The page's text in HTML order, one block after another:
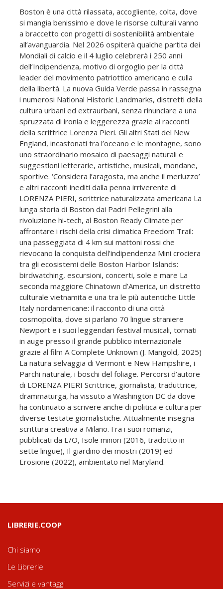
Boston è una città rilassata, accogliente, colta, dove
si mangia benissimo e dove le risorse culturali vanno
a braccetto con progetti di sostenibilità ambientale
all’avanguardia. Nel 2026 ospiterà qualche partita dei
Mondiali di calcio e il 4 luglio celebrerà i 250 anni
dell’Indipendenza, motivo di orgoglio per la città
leader del movimento patriottico americano e culla
della libertà. La nuova Guida Verde passa in rassegna
i numerosi National Historic Landmarks, distretti della
cultura urbani ed extraurbani, senza rinunciare a una
spruzzata di ironia e leggerezza grazie ai racconti
della scrittrice Lorenza Pieri. Gli altri Stati del New
England, incastonati tra l’oceano e le montagne, sono
uno straordinario mosaico di paesaggi naturali e
suggestioni letterarie, artistiche, musicali, mondane,
sportive. ‘Considera l’aragosta, ma anche il merluzzo’
e altri racconti inediti dalla penna irriverente di
LORENZA PIERI, scrittrice naturalizzata americana La
lunga storia di Boston dai Padri Pellegrini alla
rivoluzione hi-tech, al Boston Ready Climate per
affrontare i rischi della crisi climatica Freedom Trail:
una passeggiata di 4 km sui mattoni rossi che
rievocano la conquista dell’indipendenza Mini crociera
tra gli ecosistemi delle Boston Harbor Islands:
birdwatching, escursioni, concerti, sole e mare La
seconda maggiore Chinatown d’America, un distretto
culturale vietnamita e una tra le più autentiche Little
Italy nordamericane: il racconto di una città
cosmopolita, dove si parlano 70 lingue straniere
Newport e i suoi leggendari festival musicali, tornati
in auge presso il grande pubblico internazionale
grazie al film A Complete Unknown (J. Mangold, 2025)
La natura selvaggia di Vermont e New Hampshire, i
Parchi naturale, i boschi del foliage. Percorsi d’autore
di LORENZA PIERI Scrittrice, giornalista, traduttrice,
drammaturga, ha vissuto a Washington DC da dove
ha continuato a scrivere anche di politica e cultura per
diverse testate giornalistiche. Attualmente insegna
scrittura creativa a Milano. Fra i suoi romanzi,
pubblicati da E/O, Isole minori (2016, tradotto in
sette lingue), Il giardino dei mostri (2019) ed
Erosione (2022), ambientato nel Maryland.
LIBRERIE.COOP
Chi siamo
Le Librerie
Servizi e vantaggi